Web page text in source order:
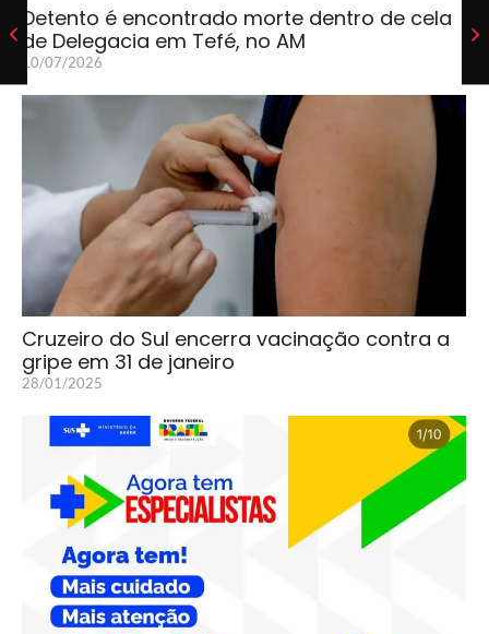
Detento é encontrado morte dentro de cela
de Delegacia em Tefé, no AM
10/07/2026
Cruzeiro do Sul encerra vacinação contra a
gripe em 31 de janeiro
28/01/2025